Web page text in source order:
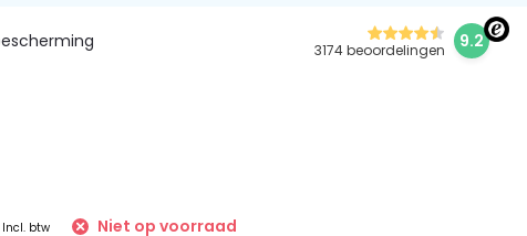
3174 beoordelingen 9.2
Incl. btw
Niet op voorraad